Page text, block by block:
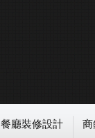
餐廳裝修設計